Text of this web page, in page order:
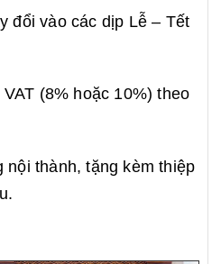
đổi vào các dịp Lễ – Tết
(8% hoặc 10%) theo
nội thành, tặng kèm thiệp